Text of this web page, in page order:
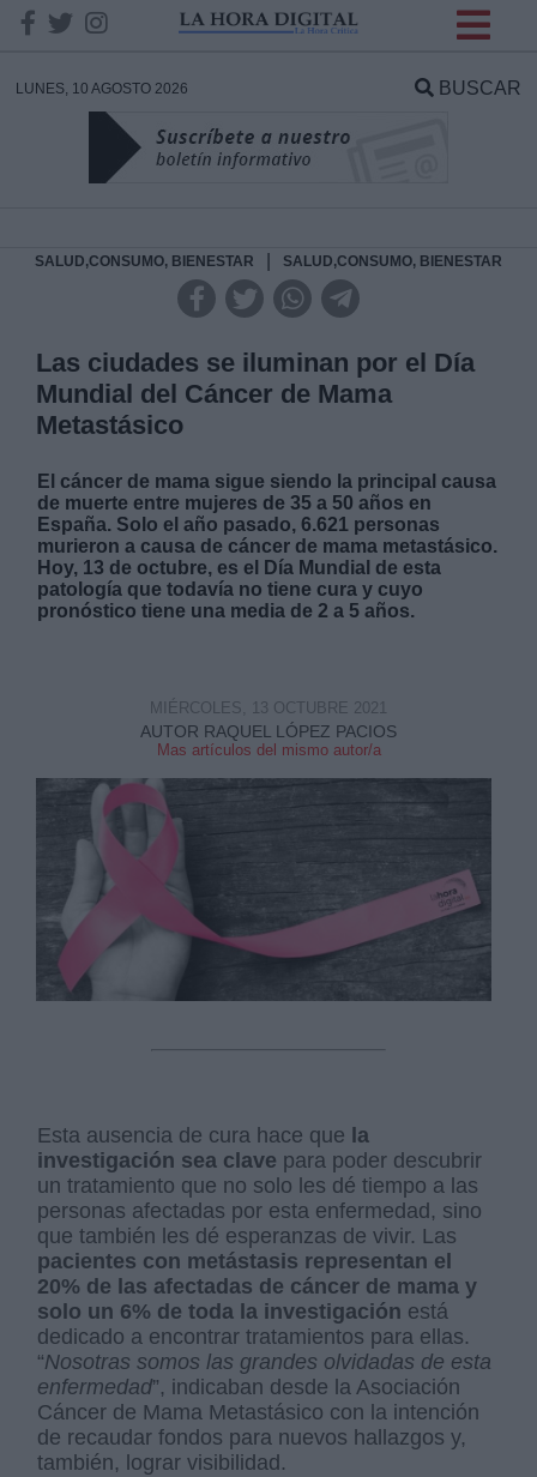
LUNES, 10 AGOSTO 2026 BUSCAR
SALUD,CONSUMO, BIENESTAR SALUD,CONSUMO, BIENESTAR
Las ciudades se iluminan por el Día
Mundial del Cáncer de Mama
Metastásico
El cáncer de mama sigue siendo la principal causa
de muerte entre mujeres de 35 a 50 años en
España. Solo el año pasado, 6.621 personas
murieron a causa de cáncer de mama metastásico.
Hoy, 13 de octubre, es el Día Mundial de esta
patología que todavía no tiene cura y cuyo
pronóstico tiene una media de 2 a 5 años.
AUTOR RAQUEL LÓPEZ PACIOS
Mas artículos del mismo autor/a
MIÉRCOLES, 13 OCTUBRE 2021
Esta ausencia de cura hace que la
investigación sea clave para poder descubrir
un tratamiento que no solo les dé tiempo a las
personas afectadas por esta enfermedad, sino
que también les dé esperanzas de vivir. Las
pacientes con metástasis representan el
20% de las afectadas de cáncer de mama y
solo un 6% de toda la investigación está
dedicado a encontrar tratamientos para ellas.
“Nosotras somos las grandes olvidadas de esta
enfermedad”, indicaban desde la Asociación
Cáncer de Mama Metastásico con la intención
de recaudar fondos para nuevos hallazgos y,
también, lograr visibilidad.
DATOS
Responsable:
Legitimación:
Destinatarios:
Información adicional
link